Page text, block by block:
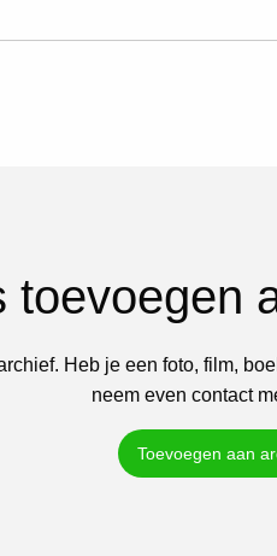
toevoegen
Heb je een foto, film,
neem even contact
Toevoegen aan